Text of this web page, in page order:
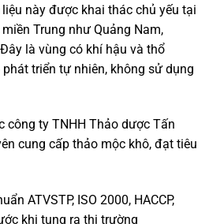
từ
18,000 VND
đến
100,000 VND
này được khai thác chủ yếu tại
Trung như Quảng Nam,
là vùng có khí hậu và thổ
triển tự nhiên, không sử dụng
công ty TNHH Thảo dược Tấn
cung cấp thảo mộc khô, đạt tiêu
ATVSTP, ISO 2000, HACCP,
khi tung ra thị trường